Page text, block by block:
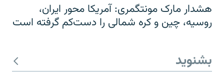
هشدار مارک مونتگمری: آمریکا محور ایران،
روسیه، چین و کره شمالی را دست‌کم گرفته است
بشنوید